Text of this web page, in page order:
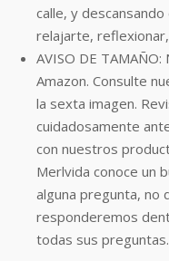
calle, y
relajarte,
AVISO DE
Amazon. Consulte
la sexta imagen.
cuidadosamente
con nuestros
Merlvida conoce un
alguna pregunta, no
responderemos
todas sus preguntas.